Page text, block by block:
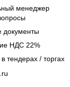
менеджер
документы
НДС 22%
тендерах / торгах